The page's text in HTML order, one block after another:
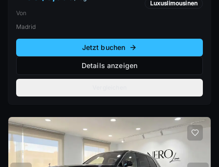
Von
Luxuslimousinen
Madrid
Jetzt buchen
Details anzeigen